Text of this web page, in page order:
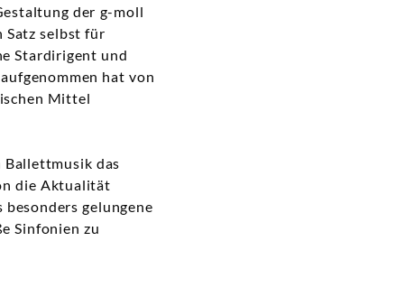
der g-moll
Satz selbst für
Stardirigent und
hat von
Mittel
Ballettmusik das
die Aktualität
gelungene
Sinfonien zu